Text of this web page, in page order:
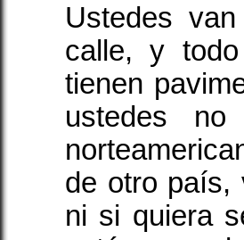
Ustedes
calle, y
tienen
ustedes
de otro país,
ni si quiera